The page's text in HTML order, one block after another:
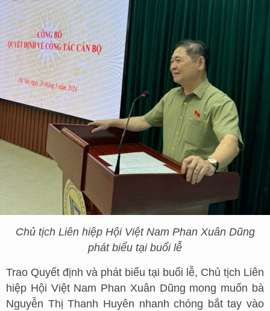
Chủ tịch Liên hiệp Hội Việt Nam Phan Xuân Dũng
phát biểu tại buổi lễ
Trao Quyết định và phát biểu tại buổi lễ, Chủ tịch Liên
hiệp Hội Việt Nam Phan Xuân Dũng mong muốn bà
Nguyễn Thị Thanh Huyên nhanh chóng bắt tay vào